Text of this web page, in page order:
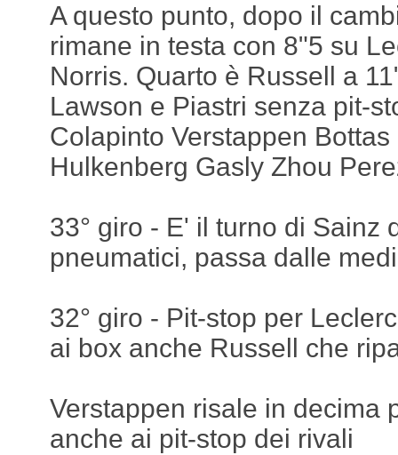
A questo punto, dopo il
rimane in testa con 8"5 su
Norris. Quarto è Russell a
Lawson e Piastri senza pit-
Colapinto Verstappen
Hulkenberg Gasly Zhou
33° giro - E' il turno di Sainz
pneumatici, passa dalle
32° giro - Pit-stop per
ai box anche Russell che
Verstappen risale in decima
anche ai pit-stop dei rivali